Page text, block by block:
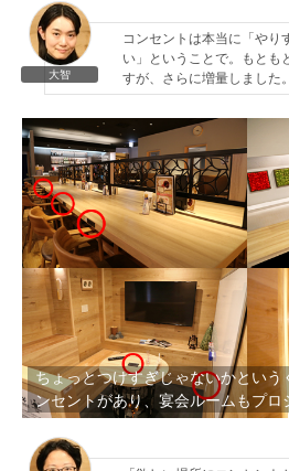
大智
コンセントは本当に「やり
い」ということで。もとも
すが、さらに増量しました。
ちょっとつけすぎじゃないかという
ンセントがあり、宴会ルームもプロ